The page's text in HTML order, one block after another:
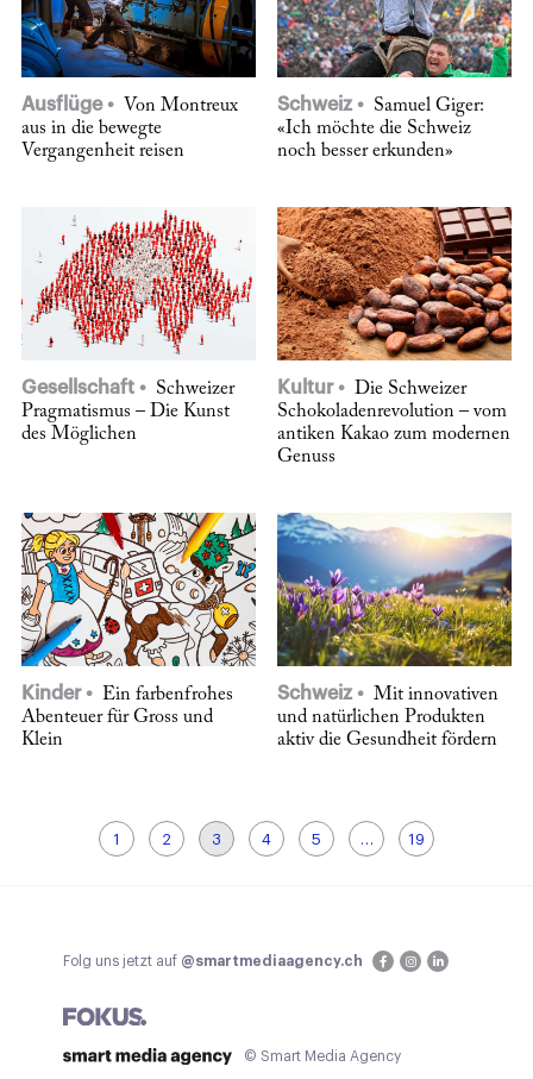
Ausflüge
Von Montreux
aus in die bewegte
Vergangenheit reisen
Schweiz
Samuel Giger:
«Ich möchte die Schweiz
noch besser erkunden»
Gesellschaft
Schweizer
Pragmatismus – Die Kunst
des Möglichen
Kultur
Die Schweizer
Schokoladenrevolution – vom
antiken Kakao zum modernen
Genuss
Kinder
Ein farbenfrohes
Abenteuer für Gross und
Klein
Schweiz
Mit innovativen
und natürlichen Produkten
aktiv die Gesundheit fördern
1 2 3 4 5 … 19
Folg uns jetzt auf @smartmediaagency.ch
© Smart Media Agency